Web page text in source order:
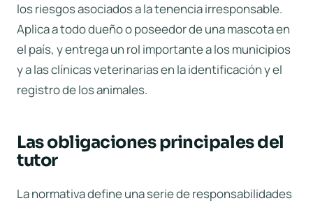
los riesgos asociados a la tenencia irresponsable.
Aplica a todo dueño o poseedor de una mascota en
el país, y entrega un rol importante a los municipios
y a las clínicas veterinarias en la identificación y el
registro de los animales.
Las obligaciones principales del
tutor
La normativa define una serie de responsabilidades